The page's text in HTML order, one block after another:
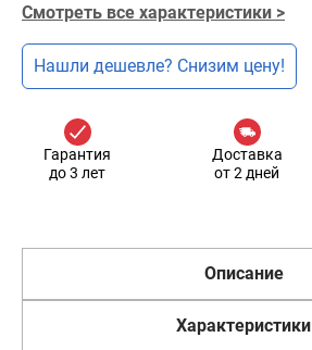
Смотреть все характеристики >
Нашли дешевле? Снизим цену!
Гарантия
до 3 лет
Доставка
от 2 дней
Описание
Характеристики